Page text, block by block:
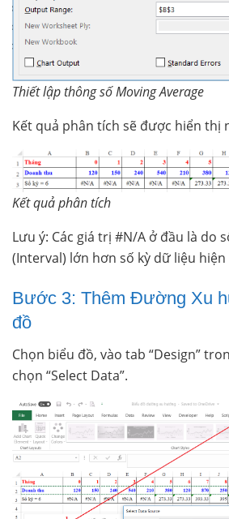
Thiết lập thông số Moving Average
Kết quả phân tích sẽ được hiển thị
Kết quả phân tích
Lưu ý: Các giá trị #N/A ở đầu là do
(Interval) lớn hơn số kỳ dữ liệu hiện
Bước 3: Thêm Đường Xu
đồ
Chọn biểu đồ, vào tab “Design”
chọn “Select Data”.